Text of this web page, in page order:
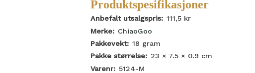
Produktspesifikasjoner
Anbefalt utsalgspris: 111,5 kr
Merke: ChiaoGoo
Pakkevekt: 18 gram
Pakke størrelse: 23 × 7.5 × 0.9 cm
Varenr: 5124-M